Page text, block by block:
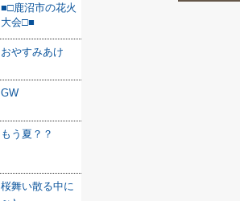
■□鹿沼市の花火
大会□■
おやすみあけ
GW
もう夏？？
桜舞い散る中に